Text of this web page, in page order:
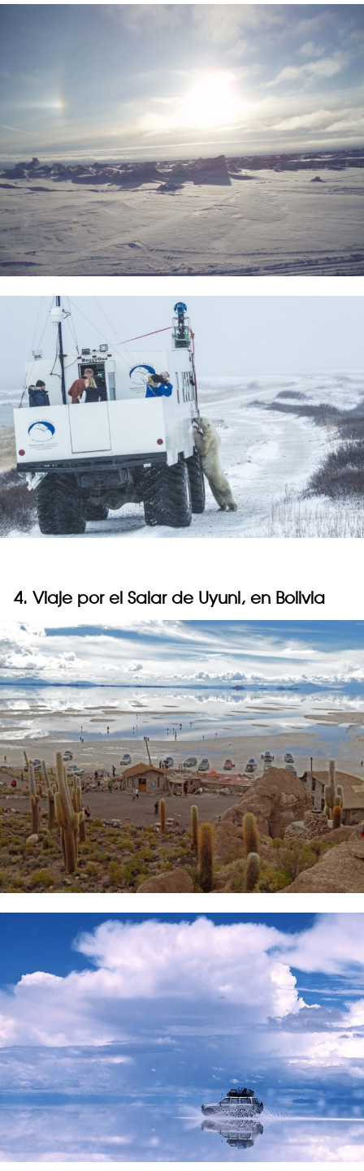
4. Viaje por el Salar de Uyuni, en Bolivia